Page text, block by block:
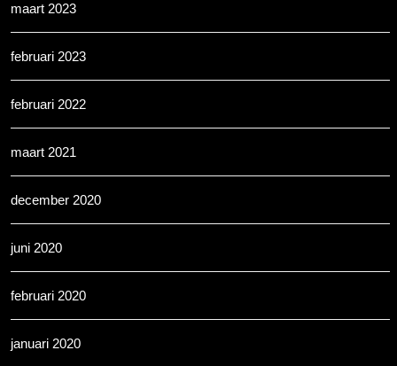
maart 2023
februari 2023
februari 2022
maart 2021
december 2020
juni 2020
februari 2020
januari 2020